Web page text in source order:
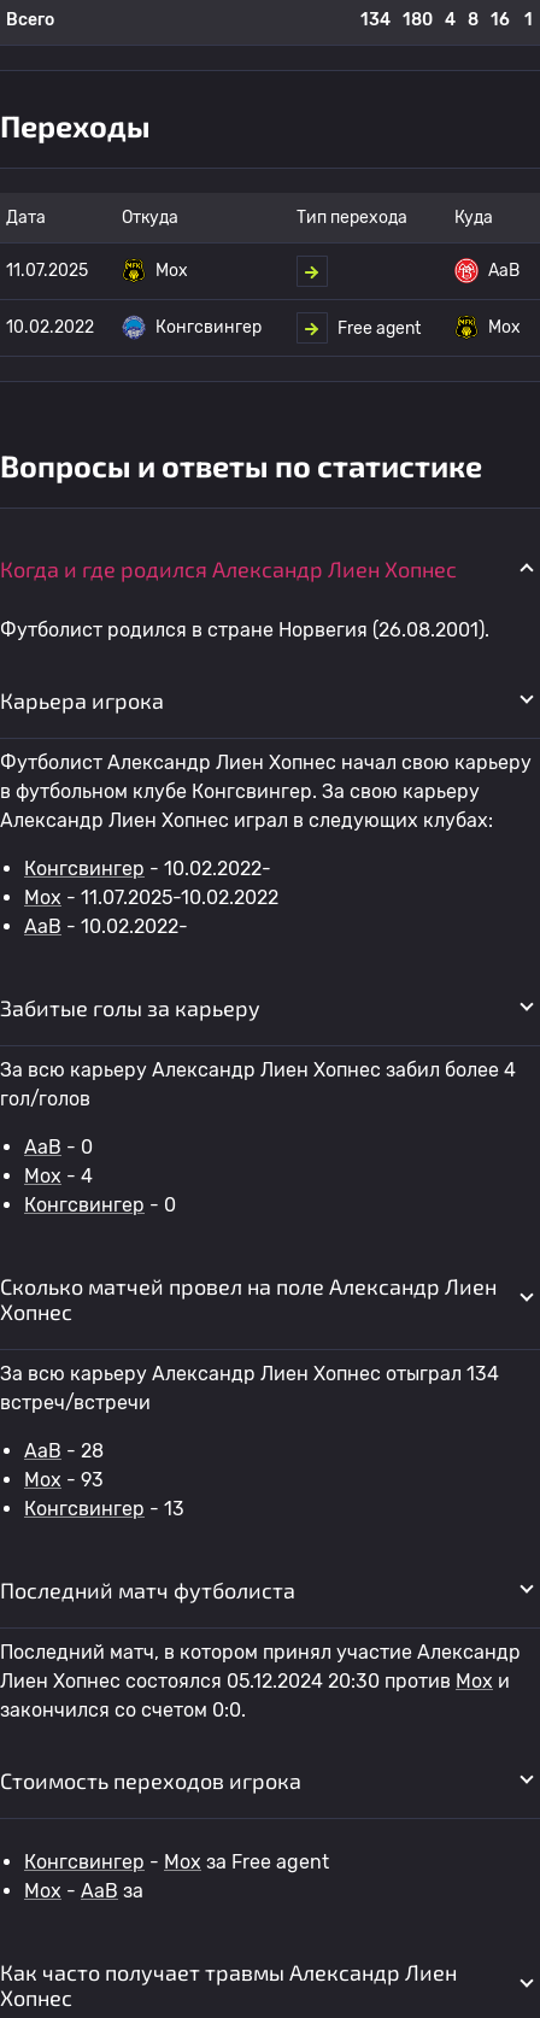
Всего 134 180 4 8 16 1
Переходы
Дата Откуда Тип перехода Куда
11.07.2025 Мох AaB
10.02.2022 Конгсвингер Free agent Мох
Вопросы и ответы по статистике
Когда и где родился Александр Лиен Хопнес
Футболист родился в стране Норвегия (26.08.2001).
Карьера игрока
Футболист Александр Лиен Хопнес начал свою карьеру
в футбольном клубе Конгсвингер. За свою карьеру
Александр Лиен Хопнес играл в следующих клубах:
Конгсвингер - 10.02.2022-
Мох - 11.07.2025-10.02.2022
AaB - 10.02.2022-
Забитые голы за карьеру
За всю карьеру Александр Лиен Хопнес забил более 4
гол/голов
AaB - 0
Мох - 4
Конгсвингер - 0
Сколько матчей провел на поле Александр Лиен
Хопнес
За всю карьеру Александр Лиен Хопнес отыграл 134
встреч/встречи
AaB - 28
Мох - 93
Конгсвингер - 13
Последний матч футболиста
Последний матч, в котором принял участие Александр
Лиен Хопнес состоялся 05.12.2024 20:30 против Мох и
закончился со счетом 0:0.
Стоимость переходов игрока
Конгсвингер - Мох за Free agent
Мох - AaB за
Как часто получает травмы Александр Лиен
Хопнес